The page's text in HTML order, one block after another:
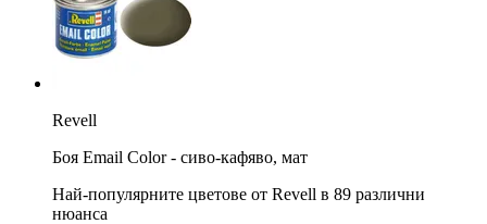
Revell
Боя Email Color - сиво-кафяво, мат
Най-популярните цветове от Revell в 89 различни
нюанса